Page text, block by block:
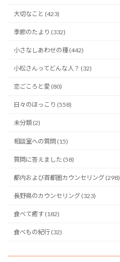
大切なこと (423)
季節のたより (332)
小さなしあわせの種 (442)
小松さんってどんな人？ (32)
恋ごころと愛 (80)
日々のほっこり (558)
未分類 (2)
相談室への質問 (15)
質問に答えました (58)
都内および首都圏カウンセリング (298)
長野県のカウンセリング (323)
食べて癒す (182)
食べもの紀行 (32)